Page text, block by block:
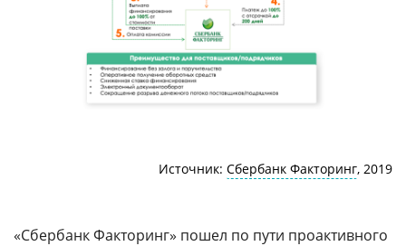
Источник: Сбербанк Факторинг, 2019
«Сбербанк Факторинг» пошел по пути проактивного